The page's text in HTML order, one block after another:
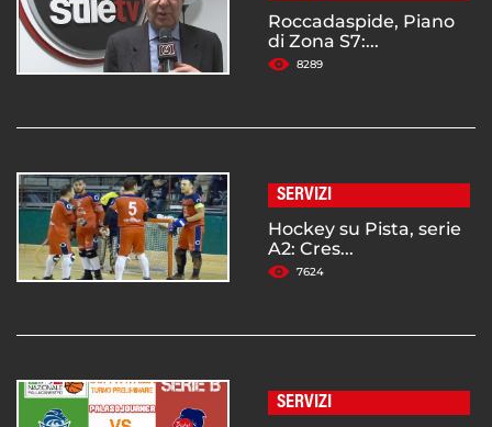
Roccadaspide, Piano
di Zona S7:...
8289
SERVIZI
Hockey su Pista, serie
A2: Cres...
7624
SERVIZI